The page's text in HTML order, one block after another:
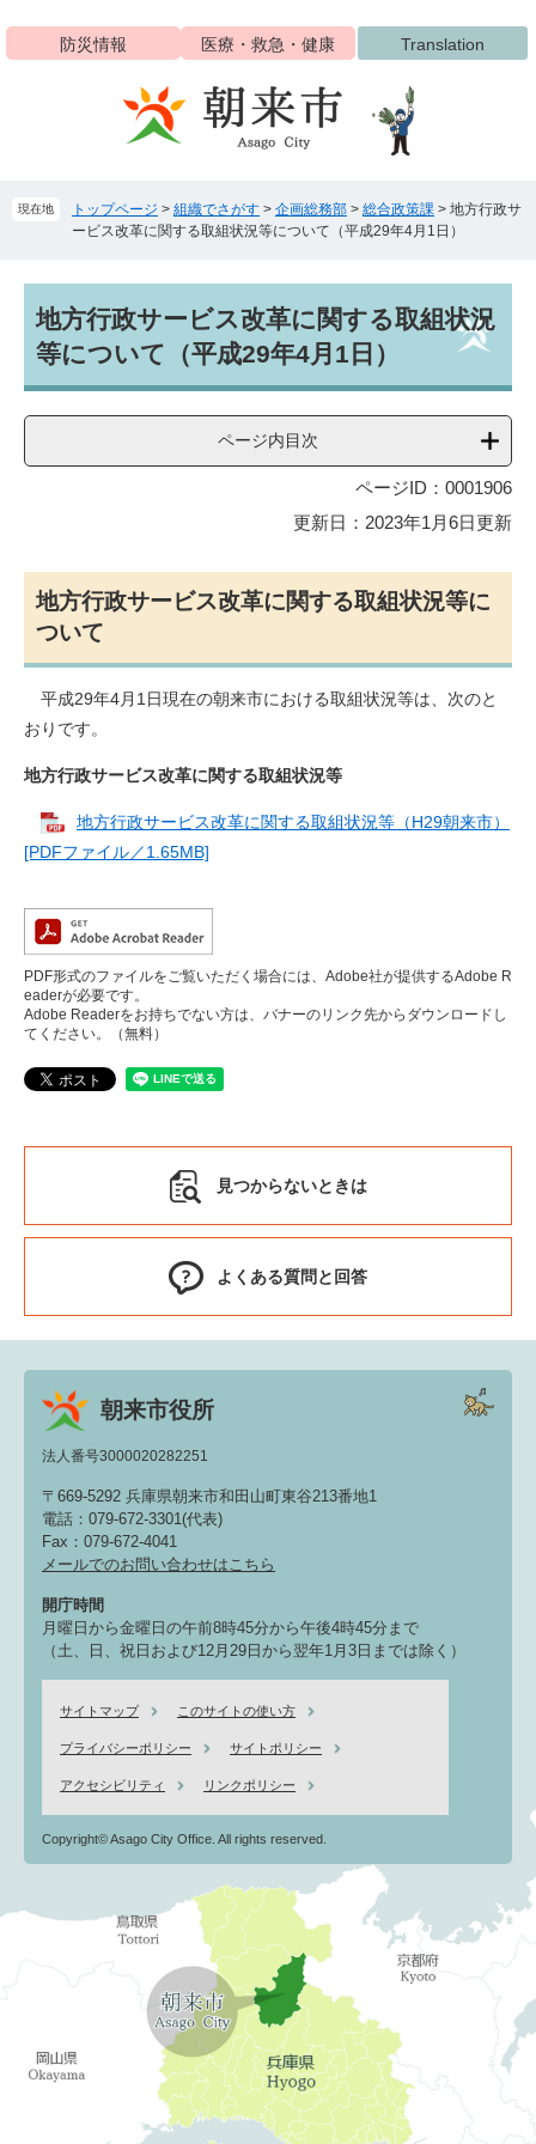
ジ
ュ
防災情報 医療・救急・健康 Translation
現在地 トップページ > 組織でさがす > 企画総務部 > 総合政策課 > 地方行政サ
ービス改革に関する取組状況等について（平成29年4月1日）
文地方行政サービス改革に関する取組状況
等について（平成29年4月1日）
ページ内目次
ページID：0001906
更新日：2023年1月6日更新
地方行政サービス改革に関する取組状況等に
ついて
平成29年4月1日現在の朝来市における取組状況等は、次のと
おりです。
地方行政サービス改革に関する取組状況等
地方行政サービス改革に関する取組状況等（H29朝来市）
[PDFファイル／1.65MB]
PDF形式のファイルをご覧いただく場合には、Adobe社が提供するAdobe R
eaderが必要です。
Adobe Readerをお持ちでない方は、バナーのリンク先からダウンロードし
てください。（無料）
見つからないときは
よくある質問と回答
朝来市役所
法人番号3000020282251
〒669-5292 兵庫県朝来市和田山町東谷213番地1
電話：079-672-3301(代表)
Fax：079-672-4041
メールでのお問い合わせはこちら
開庁時間
月曜日から金曜日の午前8時45分から午後4時45分まで
（土、日、祝日および12月29日から翌年1月3日までは除く）
サイトマップ このサイトの使い方
プライバシーポリシー サイトポリシー
アクセシビリティ リンクポリシー
Copyright© Asago City Office. All rights reserved.